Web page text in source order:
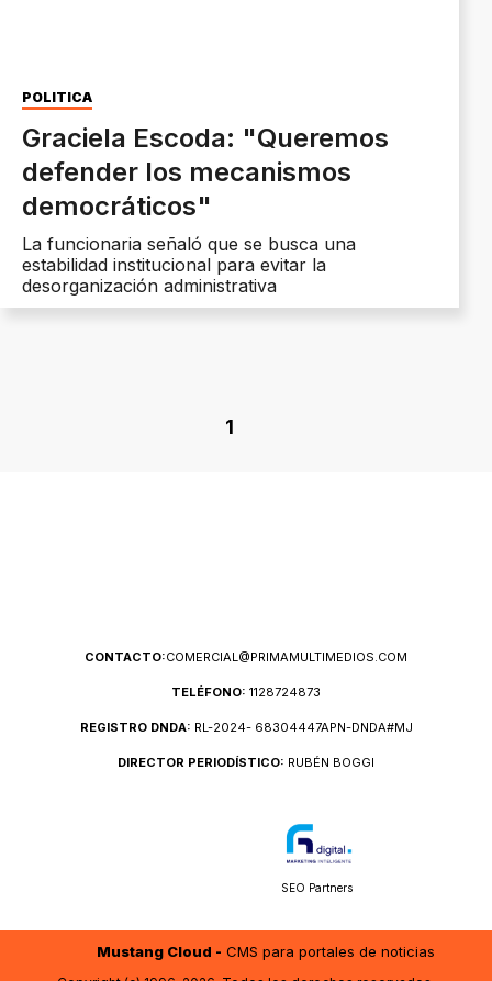
POLÍTICA
Graciela Escoda: "Queremos
defender los mecanismos
democráticos"
La funcionaria señaló que se busca una
estabilidad institucional para evitar la
desorganización administrativa
1
CONTACTO:COMERCIAL@PRIMAMULTIMEDIOS.COM
TELÉFONO: 1128724873
REGISTRO DNDA: RL-2024- 68304447APN-DNDA#MJ
DIRECTOR PERIODÍSTICO: RUBÉN BOGGI
SEO Partners
Mustang Cloud - CMS para portales de noticias